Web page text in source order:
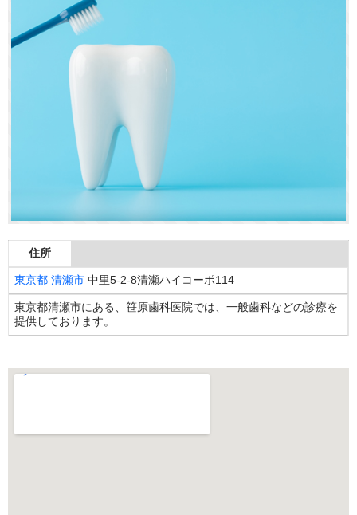
住所
東京都 清瀬市 中里5-2-8清瀬ハイコーポ114
東京都清瀬市にある、笹原歯科医院では、一般歯科などの診療を
提供しております。